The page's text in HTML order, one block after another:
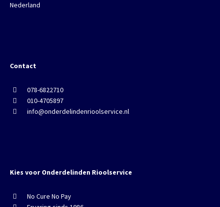
Nederland
Contact
078-6822710
010-4705897
info@onderdelindenrioolservice.nl
Kies voor Onderdelinden Rioolservice
No Cure No Pay